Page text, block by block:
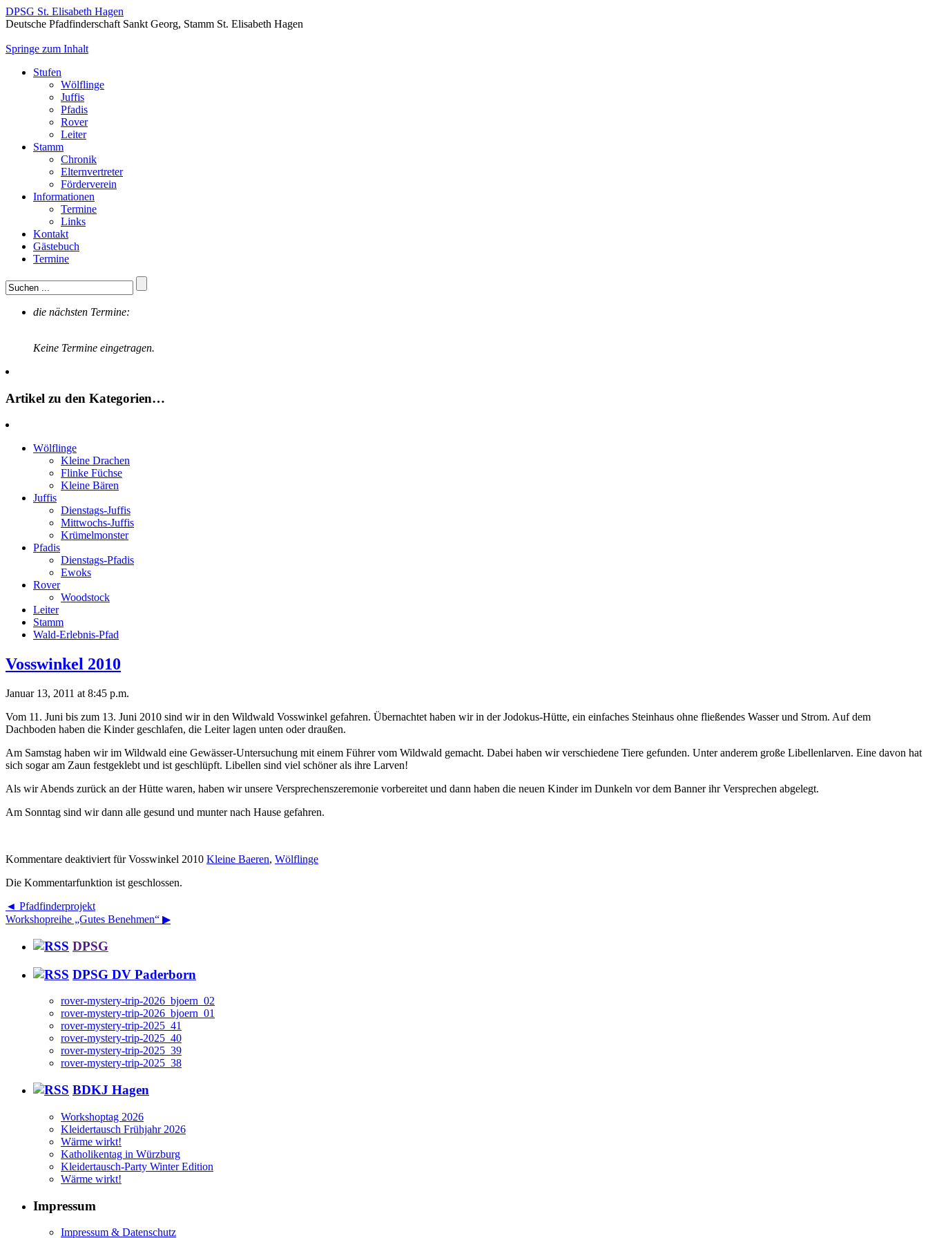
DPSG St. Elisabeth Hagen
Deutsche Pfadfinderschaft Sankt Georg, Stamm St. Elisabeth Hagen
Springe zum Inhalt
Stufen
Wölflinge
Juffis
Pfadis
Rover
Leiter
Stamm
Chronik
Elternvertreter
Förderverein
Informationen
Termine
Links
Kontakt
Gästebuch
Termine
die nächsten Termine:
Keine Termine eingetragen.
Artikel zu den Kategorien…
Wölflinge
Kleine Drachen
Flinke Füchse
Kleine Bären
Juffis
Dienstags-Juffis
Mittwochs-Juffis
Krümelmonster
Pfadis
Dienstags-Pfadis
Ewoks
Rover
Woodstock
Leiter
Stamm
Wald-Erlebnis-Pfad
Vosswinkel 2010
Januar 13, 2011 at 8:45 p.m.
Vom 11. Juni bis zum 13. Juni 2010 sind wir in den Wildwald Vosswinkel gefahren. Übernachtet haben wir in der Jodokus-Hütte, ein einfaches Steinhaus ohne fließendes Wasser und Strom. Auf dem
Dachboden haben die Kinder geschlafen, die Leiter lagen unten oder draußen.
Am Samstag haben wir im Wildwald eine Gewässer-Untersuchung mit einem Führer vom Wildwald gemacht. Dabei haben wir verschiedene Tiere gefunden. Unter anderem große Libellenlarven. Eine davon hat
sich sogar am Zaun festgeklebt und ist geschlüpft. Libellen sind viel schöner als ihre Larven!
Als wir Abends zurück an der Hütte waren, haben wir unsere Versprechenszeremonie vorbereitet und dann haben die neuen Kinder im Dunkeln vor dem Banner ihr Versprechen abgelegt.
Am Sonntag sind wir dann alle gesund und munter nach Hause gefahren.
Kommentare deaktiviert für Vosswinkel 2010 Kleine Baeren, Wölflinge
Die Kommentarfunktion ist geschlossen.
◄ Pfadfinderprojekt
Workshopreihe „Gutes Benehmen“ ▶
DPSG
DPSG DV Paderborn
rover-mystery-trip-2026_bjoern_02
rover-mystery-trip-2026_bjoern_01
rover-mystery-trip-2025_41
rover-mystery-trip-2025_40
rover-mystery-trip-2025_39
rover-mystery-trip-2025_38
BDKJ Hagen
Workshoptag 2026
Kleidertausch Frühjahr 2026
Wärme wirkt!
Katholikentag in Würzburg
Kleidertausch-Party Winter Edition
Wärme wirkt!
Impressum
Impressum & Datenschutz